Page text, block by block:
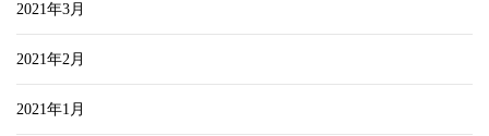
2021年3月
2021年2月
2021年1月